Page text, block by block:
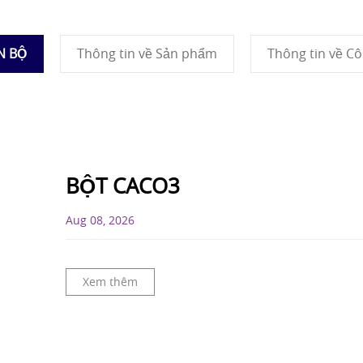
BỘ Thông tin về Sản phẩm Thông tin về
BỘT CACO3
Aug 08, 2026
Xem thêm